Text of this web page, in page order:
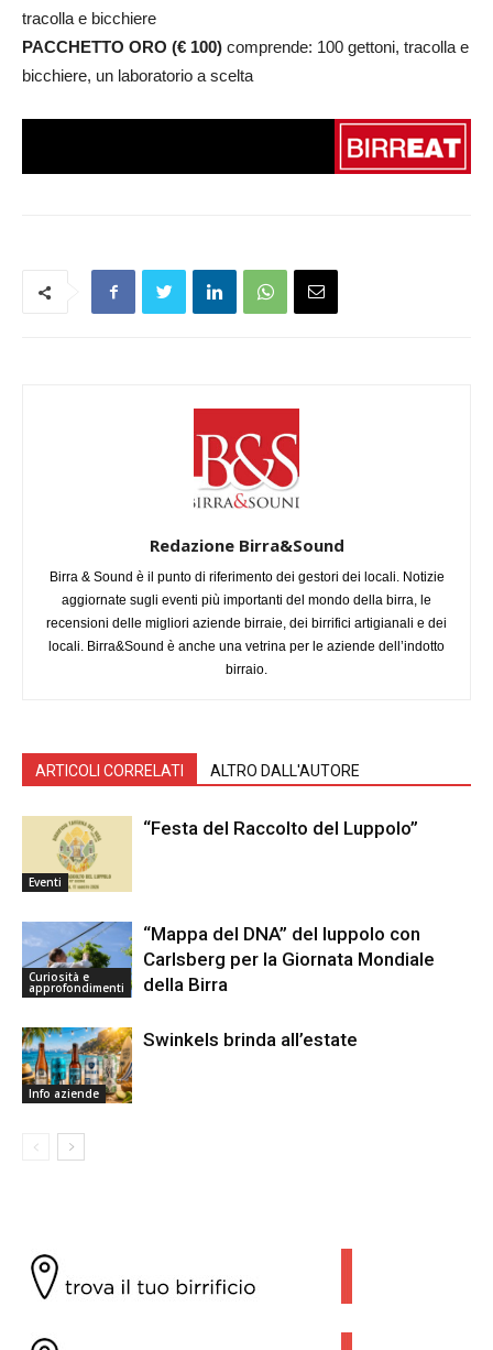
tracolla e bicchiere
PACCHETTO ORO (€ 100) comprende: 100 gettoni, tracolla e
bicchiere, un laboratorio a scelta
Redazione Birra&Sound
Birra & Sound è il punto di riferimento dei gestori dei locali. Notizie
aggiornate sugli eventi più importanti del mondo della birra, le
recensioni delle migliori aziende birraie, dei birrifici artigianali e dei
locali. Birra&Sound è anche una vetrina per le aziende dell’indotto
birraio.
ARTICOLI CORRELATI ALTRO DALL'AUTORE
Eventi
“Festa del Raccolto del Luppolo”
Curiosità e
approfondimenti
“Mappa del DNA” del luppolo con
Carlsberg per la Giornata Mondiale
della Birra
Info aziende
Swinkels brinda all’estate